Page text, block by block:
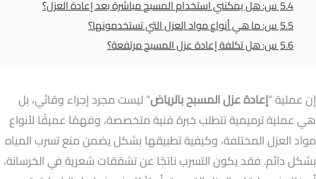
5.4س: هل يمكنني استخدام المسبح مباشرة بعد إعادة العزل؟
5.5س: ما هي أنواع مواد العزل التي تستخدمونها؟
5.6س: هل تكلفة إعادة عزل المسبح مرتفعة؟
إن عملية “إعادة عزل المسبح بالرياض” ليست مجرد إجراء وقائي، بل
هي عملية ترميمية تتطلب خبرة فنية متخصصة، وفهمًا عميقًا لأنواع
مواد العزل المختلفة، وكيفية تطبيقها بشكل يضمن منع تسرب المياه
بشكل دائم. فقد يكون التسرب ناتجًا عن تشققات شعرية في الخرسانة،